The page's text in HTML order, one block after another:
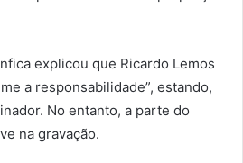
explicou que Ricardo Lemos
a responsabilidade”, estando,
No entanto, a parte do
na gravação.